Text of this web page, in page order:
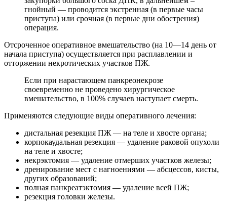
гнойный — проводится экстренная (в первые часы
приступа) или срочная (в первые дни обострения)
операция.
Отсроченное оперативное вмешательство (на 10—14 день от
начала приступа) осуществляется при расплавлении и
отторжении некротических участков ПЖ.
Если при нарастающем панкреонекрозе
своевременно не проведено хирургическое
вмешательство, в 100% случаев наступает смерть.
Применяются следующие виды оперативного лечения:
дистальная резекция ПЖ — на теле и хвосте органа;
корпокаудальная резекция — удаление раковой опухоли
на теле и хвосте;
некрэктомия — удаление отмерших участков железы;
дренирование мест с нагноениями — абсцессов, кисты,
других образований;
полная панкреатэктомия — удаление всей ПЖ;
резекция головки железы.